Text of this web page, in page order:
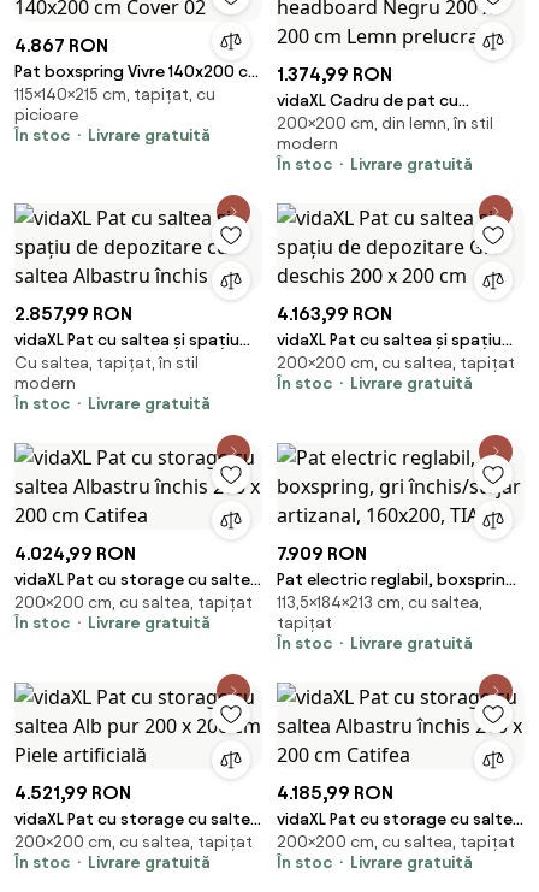
4.867 RON
Pat boxspring Vivre 140x200 cm
Cover 02
115×140×215 cm, tapițat, cu
picioare
În stoc
Livrare gratuită
1.374,99 RON
vidaXL Cadru de pat cu
headboard Negru 200 x 200 cm
Lemn prelucrat
200×200 cm, din lemn, în stil
modern
În stoc
Livrare gratuită
2.857,99 RON
vidaXL Pat cu saltea și spațiu
de depozitare cu saltea
Albastru închis
Cu saltea, tapițat, în stil
modern
În stoc
Livrare gratuită
4.163,99 RON
vidaXL Pat cu saltea și spațiu
de depozitare Gri deschis 200
x 200 cm
200×200 cm, cu saltea, tapițat
În stoc
Livrare gratuită
4.024,99 RON
vidaXL Pat cu storage cu saltea
Albastru închis 200 x 200 cm
Catifea
200×200 cm, cu saltea, tapițat
În stoc
Livrare gratuită
7.909 RON
Pat electric reglabil, boxspring,
gri închis/stejar artizanal,
160x200, TIANA
113,5×184×213 cm, cu saltea,
tapițat
În stoc
Livrare gratuită
4.521,99 RON
vidaXL Pat cu storage cu saltea
Alb pur 200 x 200 cm Piele
artificială
200×200 cm, cu saltea, tapițat
În stoc
Livrare gratuită
4.185,99 RON
vidaXL Pat cu storage cu saltea
Albastru închis 200 x 200 cm
Catifea
200×200 cm, cu saltea, tapițat
În stoc
Livrare gratuită